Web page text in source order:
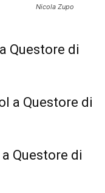
Nicola Zupo
Questore di
a Questore di
Questore di